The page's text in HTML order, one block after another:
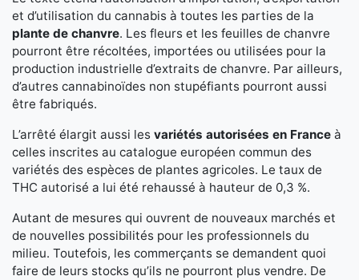
et d’utilisation du cannabis à toutes les parties de la
plante de chanvre. Les fleurs et les feuilles de chanvre
pourront être récoltées, importées ou utilisées pour la
production industrielle d’extraits de chanvre. Par ailleurs,
d’autres cannabinoïdes non stupéfiants pourront aussi
être fabriqués.
L’arrêté élargit aussi les variétés autorisées en France à
celles inscrites au catalogue européen commun des
variétés des espèces de plantes agricoles. Le taux de
THC autorisé a lui été rehaussé à hauteur de 0,3 %.
Autant de mesures qui ouvrent de nouveaux marchés et
de nouvelles possibilités pour les professionnels du
milieu. Toutefois, les commerçants se demandent quoi
faire de leurs stocks qu’ils ne pourront plus vendre. De